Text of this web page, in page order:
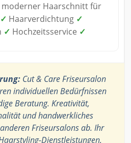
moderner Haarschnitt für
✓ Haarverdichtung ✓
✓ Hochzeitsservice ✓
Cut & Care Friseursalon
individuellen Bedürfnissen
Beratung. Kreativität,
und handwerkliches
Friseursalons ab. Ihr
Dienstleistungen,